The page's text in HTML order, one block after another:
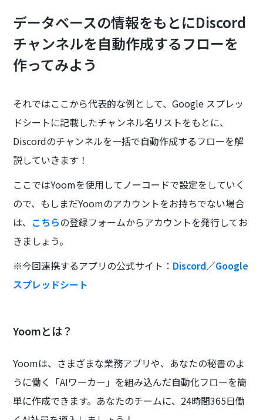
データベースの情報をもとにDiscord
チャンネルを自動作成するフローを
作ってみよう
それではここから代表的な例として、Google スプレッ
ドシートに記載したチャンネル名リストをもとに、
Discordのチャンネルを一括で自動作成するフローを解
説していきます！
ここではYoomを使用してノーコードで設定をしていく
ので、もしまだYoomのアカウントをお持ちでない場合
は、 こちらの登録フォームからアカウントを発行してお
きましょう。
※今回連携するアプリの公式サイト： Discord／Google
スプレッドシート
Yoomとは？
Yoomは、さまざまな業務アプリや、あなたの秘書のよ
うに働く「AIワーカー」を組み込んだ自動化フローを簡
単に作成できます。あなたのチームに、24時間365日働